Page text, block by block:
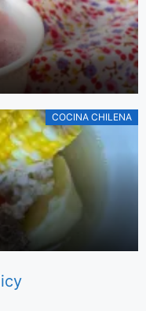
COCINA CHILENA